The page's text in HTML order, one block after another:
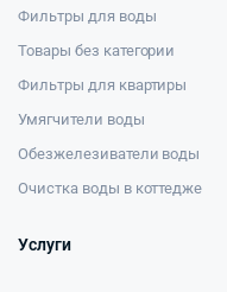
Фильтры для воды
Товары без категории
Фильтры для квартиры
Умягчители воды
Обезжелезиватели воды
Очистка воды в коттедже
Услуги